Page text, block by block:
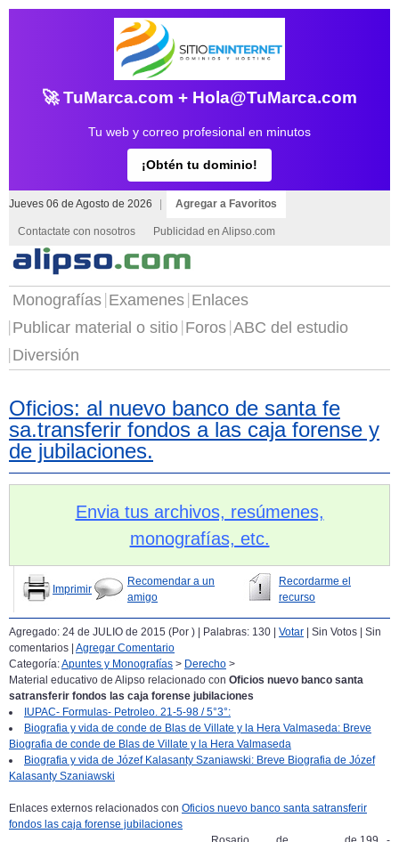
🚀 TuMarca.com + Hola@TuMarca.com
Tu web y correo profesional en minutos
¡Obtén tu dominio!
Jueves 06 de Agosto de 2026 Agregar a Favoritos
Contactate con nosotros Publicidad en Alipso.com
Monografías Examenes Enlaces
Publicar material o sitio Foros ABC del estudio
Diversión
Oficios: al nuevo banco de santa fe
sa.transferir fondos a las caja forense y
de jubilaciones.
Envia tus archivos, resúmenes,
monografías, etc.
Imprimir
Recomendar a un
amigo
Recordarme el
recurso
Agregado: 24 de JULIO de 2015 (Por ) | Palabras: 130 | Votar | Sin Votos | Sin
comentarios | Agregar Comentario
Categoría:Apuntes y Monografías > Derecho >
Material educativo de Alipso relacionado con Oficios nuevo banco santa
satransferir fondos las caja forense jubilaciones
IUPAC- Formulas- Petroleo. 21-5-98 / 5°3°:
Biografia y vida de conde de Blas de Villate y la Hera Valmaseda: Breve
Biografia de conde de Blas de Villate y la Hera Valmaseda
Biografia y vida de Józef Kalasanty Szaniawski: Breve Biografia de Józef
Kalasanty Szaniawski
Enlaces externos relacionados con Oficios nuevo banco santa satransferir
fondos las caja forense jubilaciones